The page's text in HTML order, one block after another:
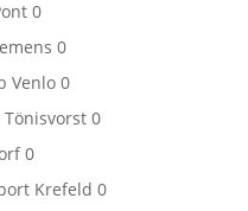
0
0
Venlo 0
0
0
Krefeld 0